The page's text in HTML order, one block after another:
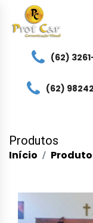
(62)
(62)
Produtos
Início